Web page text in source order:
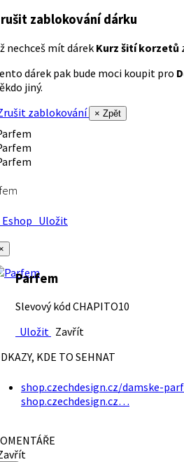
zablokování dárku
nechceš mít dárek Kurz šití korzetů
dárek pak bude moci koupit pro
jiný.
zablokování
× Zpět
Uložit
Parfem
Slevový kód CHAPITO10
Uložit Zavřít
KDE TO SEHNAT
shop.czechdesign.cz/damske-
shop.czechdesign.cz…